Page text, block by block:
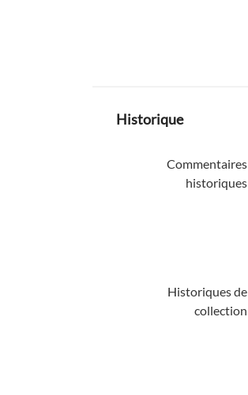
Historique
Commentaires
historiques
Historiques de
collection